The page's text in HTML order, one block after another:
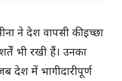
ने देश वापसी की इच्छा
भी रखी हैं। उनका
देश में भागीदारीपूर्ण